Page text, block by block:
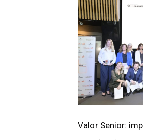
Valor Senior: